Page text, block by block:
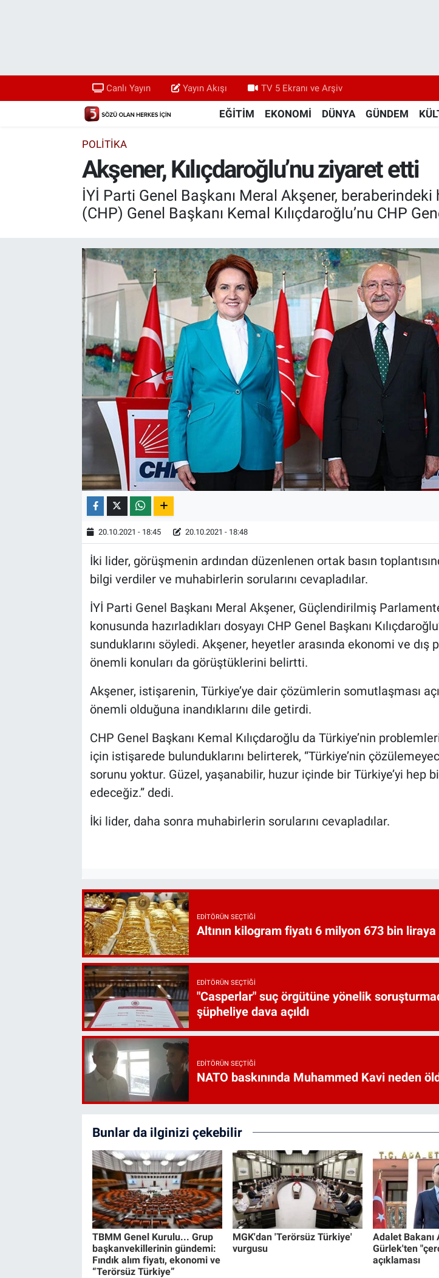
Canlı Yayın Yayın Akışı TV 5 Ekranı ve Arşiv
EĞİTİM EKONOMİ DÜNYA GÜNDEM
POLİTİKA
Akşener, Kılıçdaroğlu’nu ziyaret etti
İYİ Parti Genel Başkanı Meral Akşener,
(CHP) Genel Başkanı Kemal Kılıçdaroğlu’nu CHP
20.10.2021 - 18:45 20.10.2021 - 18:48
İki lider, görüşmenin ardından düzenlenen ortak basın
bilgi verdiler ve muhabirlerin sorularını cevapladılar.
İYİ Parti Genel Başkanı Meral Akşener, Güçlendirilmiş
konusunda hazırladıkları dosyayı CHP Genel Başkanı
sunduklarını söyledi. Akşener, heyetler arasında ekonomi ve dış
önemli konuları da görüştüklerini belirtti.
Akşener, istişarenin, Türkiye’ye dair çözümlerin somutlaşması
önemli olduğuna inandıklarını dile getirdi.
CHP Genel Başkanı Kemal Kılıçdaroğlu da Türkiye’nin
için istişarede bulunduklarını belirterek, “Türkiye’nin
sorunu yoktur. Güzel, yaşanabilir, huzur içinde bir Türkiye’yi hep
edeceğiz.” dedi.
İki lider, daha sonra muhabirlerin sorularını cevapladılar.
EDITÖRÜN SEÇTIĞI
Altının kilogram fiyatı 6 milyon 673 bin
EDITÖRÜN SEÇTIĞI
"Casperlar" suç örgütüne yönelik
şüpheliye dava açıldı
EDITÖRÜN SEÇTIĞI
NATO baskınında Muhammed Kavi neden
Bunlar da ilginizi çekebilir
TBMM Genel Kurulu... Grup
başkanvekillerinin gündemi:
Fındık alım fiyatı, ekonomi ve
“Terörsüz Türkiye”
MGK'dan 'Terörsüz Türkiye'
vurgusu
Adalet Bakanı
Gürlek'ten
açıklaması
Yayın Akışı
TV 5 Ekranı ve Arşiv